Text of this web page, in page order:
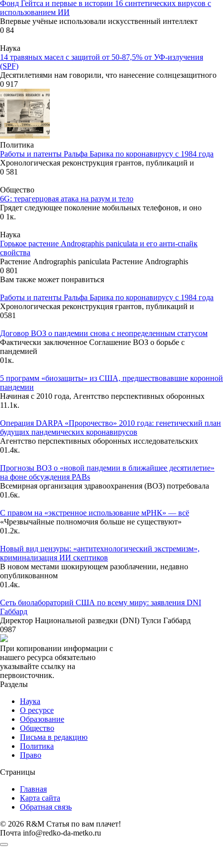
Фонд Гейтса и первые в истории 16 синтетических вирусов с
использованием ИИ
Впервые учёные использовали искусственный интеллект
0 84
Наука
14 травяных масел с защитой от 50-87,5% от УФ-излучения
(SPF)
Десятилетиями нам говорили, что нанесение солнцезащитного
0 917
Политика
Работы и патенты Ральфа Барика по коронавирусу с 1984 года
Хронологическая реконструкция грантов, публикаций и
0 581
Общество
6G: терагерцовая атака на разум и тело
Грядет следующее поколение мобильных телефонов, и оно
0 1к.
Наука
Горькое растение Andrographis paniculata и его анти-спайк
свойства
Растение Andrographis paniculata Растение Andrographis
0 801
Вам также может понравиться
Работы и патенты Ральфа Барика по коронавирусу с 1984 года
Хронологическая реконструкция грантов, публикаций и
0581
Договор ВОЗ о пандемии снова с неопределенным статусом
Фактически заключенное Соглашение ВОЗ о борьбе с
пандемией
01к.
5 программ «биозащиты» из США, предшествовавшие коронной
пандемии
Начиная с 2010 года, Агентство перспективных оборонных
11.1к.
Операция DARPA «Пророчество» 2010 года: генетический план
будущих пандемических коронавирусов
Агентство перспективных оборонных исследовательских
01.4к.
Прогнозы ВОЗ о «новой пандемии в ближайшее десятилетие»
на фоне обсуждения PABs
Всемирная организация здравоохранения (ВОЗ) потребовала
01.6к.
С правом на «экстренное использование мРНК» — всё
«Чрезвычайные полномочия больше не существуют»
01.2к.
Новый вид цензуры: «антитехнологический экстремизм»,
криминализация ИИ скептиков
В новом местами шокирующем разоблачении, недавно
опубликованном
01.4к.
Сеть биолабораторий США по всему миру: заявления DNI
Габбард
Директор Национальной разведки (DNI) Тулси Габбард
0987
При копировании информации с
нашего ресурса обязательно
указывайте ссылку на
первоисточник.
Разделы
Наука
О ресурсе
Образование
Общество
Письма в редакцию
Политика
Право
Страницы
Главная
Карта сайта
Обратная связь
© 2026 R&M Статья по вам плачет!
Почта info@redko-da-metko.ru